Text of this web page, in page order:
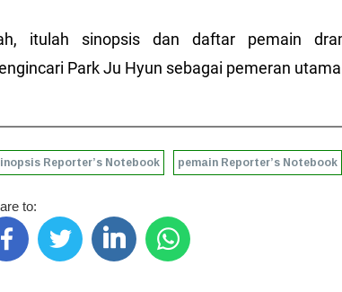
itulah sinopsis dan daftar pemain
Park Ju Hyun sebagai pemeran
Reporter’s Notebook pemain Reporter’s Notebook
to: